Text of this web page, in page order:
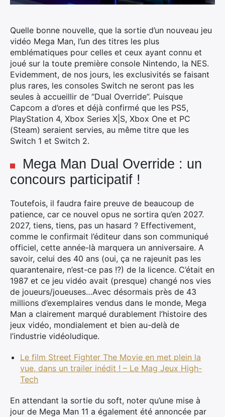
Quelle bonne nouvelle, que la sortie d’un nouveau jeu
vidéo Mega Man, l’un des titres les plus
emblématiques pour celles et ceux ayant connu et
joué sur la toute première console Nintendo, la NES.
Evidemment, de nos jours, les exclusivités se faisant
plus rares, les consoles Switch ne seront pas les
seules à accueillir de “Dual Override”. Puisque
Capcom a d’ores et déjà confirmé que les PS5,
PlayStation 4, Xbox Series X|S, Xbox One et PC
(Steam) seraient servies, au même titre que les
Switch 1 et Switch 2.
Mega Man Dual Override : un
concours participatif !
Toutefois, il faudra faire preuve de beaucoup de
patience, car ce nouvel opus ne sortira qu’en 2027.
2027, tiens, tiens, pas un hasard ? Effectivement,
comme le confirmait l’éditeur dans son communiqué
officiel, cette année-là marquera un anniversaire. A
savoir, celui des 40 ans (oui, ça ne rajeunit pas les
quarantenaire, n’est-ce pas !?) de la licence. C’était en
1987 et ce jeu vidéo avait (presque) changé nos vies
de joueurs/joueuses…Avec désormais près de 43
millions d’exemplaires vendus dans le monde, Mega
Man a clairement marqué durablement l’histoire des
jeux vidéo, mondialement et bien au-delà de
l’industrie vidéoludique.
Le film Street Fighter The Movie en met plein la
vue, dans un trailer inédit ! – Le Mag Jeux High-
Tech
En attendant la sortie du soft, noter qu’une mise à
jour de Mega Man 11 a également été annoncée par